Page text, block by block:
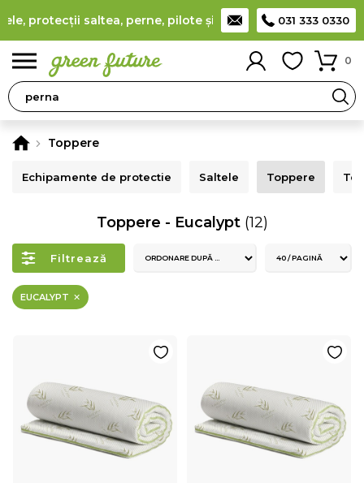
saltea, perne, pilote și canapele detalii)
031 333 0330
0
Toppere
Echipamente de protectie Saltele Toppere
Toppere - Eucalypt (12)
Filtrează
EUCALYPT